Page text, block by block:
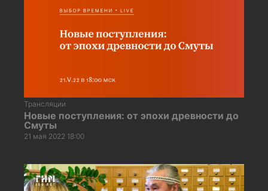
Трансляции
Новые поступления: от эпохи древности до
Смуты
21 мая 2022 18:00